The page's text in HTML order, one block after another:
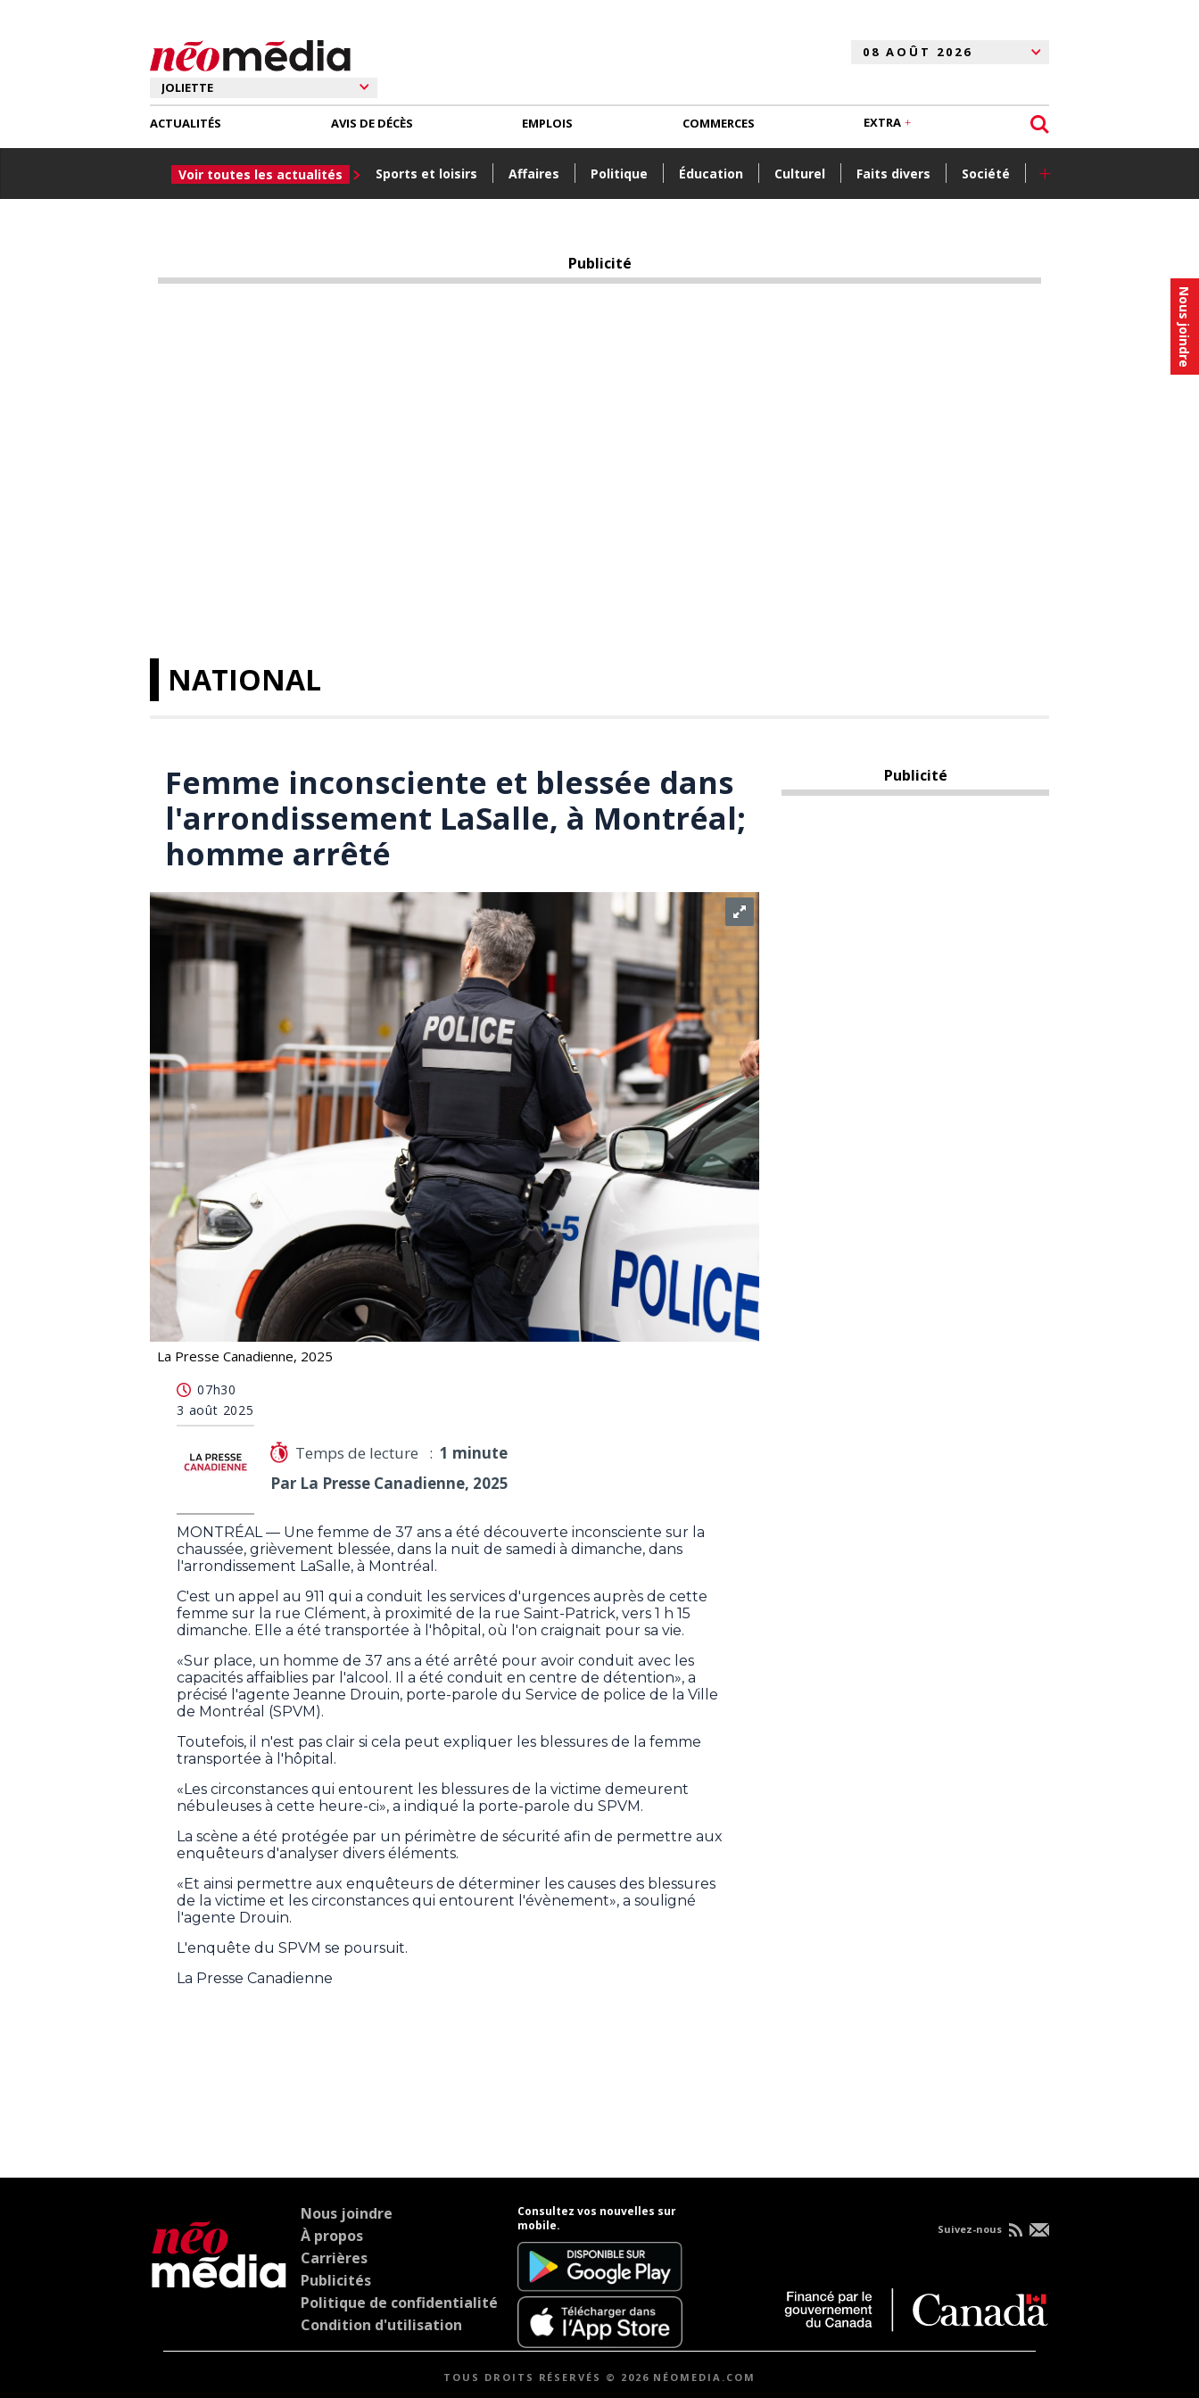
Nous joindre
ACTUALITÉS
Voir toutes les actualités Sports et loisirs Affaires Politique Éducation Culturel Faits divers Société +
AVIS DE DÉCÈS EMPLOIS COMMERCES EXTRA
Publicité
NATIONAL
Femme inconsciente et blessée dans
l'arrondissement LaSalle, à Montréal;
homme arrêté
La Presse Canadienne, 2025
07h30
3 août 2025
Temps de lecture : 1 minute
Par La Presse Canadienne, 2025
MONTRÉAL — Une femme de 37 ans a été découverte inconsciente sur la
chaussée, grièvement blessée, dans la nuit de samedi à dimanche, dans
l'arrondissement LaSalle, à Montréal.
C'est un appel au 911 qui a conduit les services d'urgences auprès de cette
femme sur la rue Clément, à proximité de la rue Saint-Patrick, vers 1 h 15
dimanche. Elle a été transportée à l'hôpital, où l'on craignait pour sa vie.
«Sur place, un homme de 37 ans a été arrêté pour avoir conduit avec les
capacités affaiblies par l'alcool. Il a été conduit en centre de détention», a
précisé l'agente Jeanne Drouin, porte-parole du Service de police de la Ville
de Montréal (SPVM).
Toutefois, il n'est pas clair si cela peut expliquer les blessures de la femme
transportée à l'hôpital.
«Les circonstances qui entourent les blessures de la victime demeurent
nébuleuses à cette heure-ci», a indiqué la porte-parole du SPVM.
La scène a été protégée par un périmètre de sécurité afin de permettre aux
enquêteurs d'analyser divers éléments.
«Et ainsi permettre aux enquêteurs de déterminer les causes des blessures
de la victime et les circonstances qui entourent l'évènement», a souligné
l'agente Drouin.
L'enquête du SPVM se poursuit.
La Presse Canadienne
Publicité
Nous joindre
À propos
Carrières
Publicités
Politique de confidentialité
Condition d'utilisation
Consultez vos nouvelles sur
mobile.
Suivez-nous
TOUS DROITS RÉSERVÉS © 2026 NÉOMEDIA.COM